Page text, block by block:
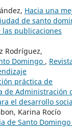
Hacia una
de santo
las publicaciones
Rodríguez,
Domingo ,
práctica de
de Administración
el desarrollo
Karina Rocío
de Santo